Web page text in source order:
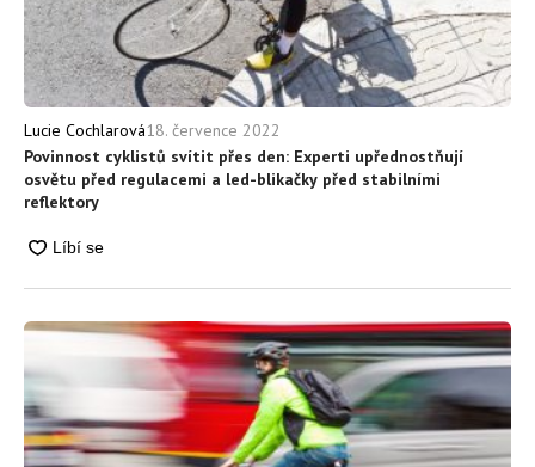
Lucie Cochlarová18. července 2022
Povinnost cyklistů svítit přes den: Experti upřednostňují
osvětu před regulacemi a led-blikačky před stabilními
reflektory